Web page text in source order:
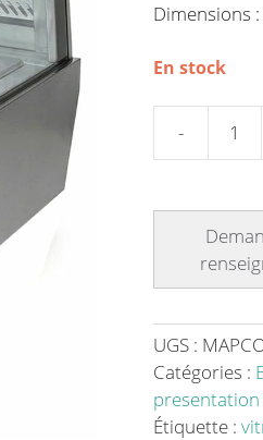
Dimensions
En stock
présentation
modèle
MAP
COLD
750
UGS :
Catégories :
presentation
Étiquette :